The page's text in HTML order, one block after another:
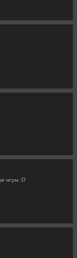
игры :D